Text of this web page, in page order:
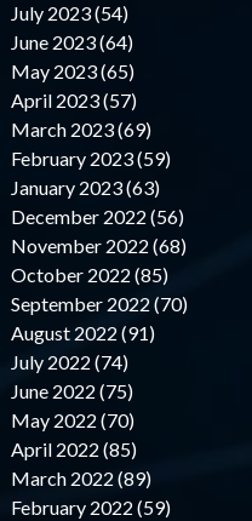
July 2023 (54)
June 2023 (64)
May 2023 (65)
April 2023 (57)
March 2023 (69)
February 2023 (59)
January 2023 (63)
December 2022 (56)
November 2022 (68)
October 2022 (85)
September 2022 (70)
August 2022 (91)
July 2022 (74)
June 2022 (75)
May 2022 (70)
April 2022 (85)
March 2022 (89)
February 2022 (59)